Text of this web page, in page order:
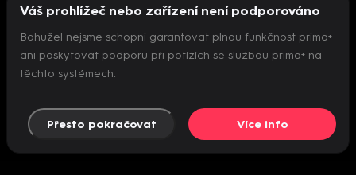
Nepodařilo se inicializovat přehrávač
Váš prohlížeč nebo zařízení není podporováno
Bohužel nejsme schopni garantovat plnou funkčnost prima+
ani poskytovat podporu při potížích se službou prima+ na
těchto systémech.
Přesto pokračovat Více info